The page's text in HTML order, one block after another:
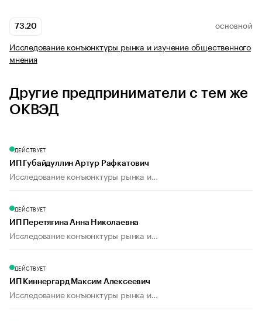
73.20 ОСНОВНОЙ
Исследование конъюнктуры рынка и изучение общественного
мнения
Другие предприниматели с тем же
ОКВЭД
ДЕЙСТВУЕТ
ИП Губайдуллин Артур Рафкатович
Исследование конъюнктуры рынка и...
ДЕЙСТВУЕТ
ИП Перетягина Анна Николаевна
Исследование конъюнктуры рынка и...
ДЕЙСТВУЕТ
ИП Киннергард Максим Алексеевич
Исследование конъюнктуры рынка и...